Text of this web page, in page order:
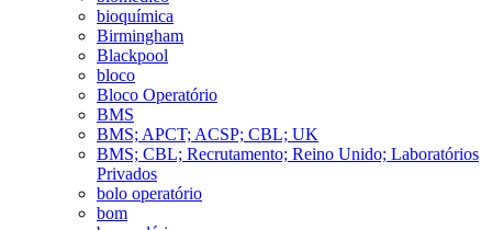
bioquímica
Birmingham
Blackpool
bloco
Bloco Operatório
BMS
BMS; APCT; ACSP; CBL; UK
BMS; CBL; Recrutamento; Reino Unido; Laboratórios
Privados
bolo operatório
bom